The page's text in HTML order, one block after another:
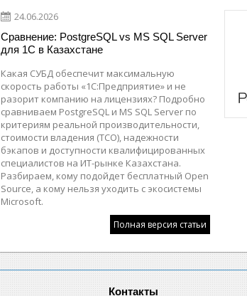
24.06.2026
Сравнение: PostgreSQL vs MS SQL Server
для 1С в Казахстане
Какая СУБД обеспечит максимальную
скорость работы «1С:Предприятие» и не
разорит компанию на лицензиях? Подробно
сравниваем PostgreSQL и MS SQL Server по
критериям реальной производительности,
стоимости владения (TCO), надежности
бэкапов и доступности квалифицированных
специалистов на ИТ-рынке Казахстана.
Разбираем, кому подойдет бесплатный Open
Source, а кому нельзя уходить с экосистемы
Microsoft.
Полная версия статьи